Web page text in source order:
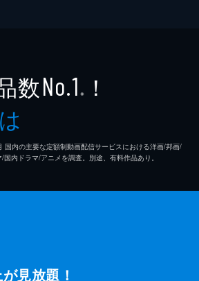
数No.1 ※ ！
内の主要な定額制動画配信サービスにおける洋画/邦画/
内ドラマ/アニメを調査。別途、有料作品あり。
見放題！